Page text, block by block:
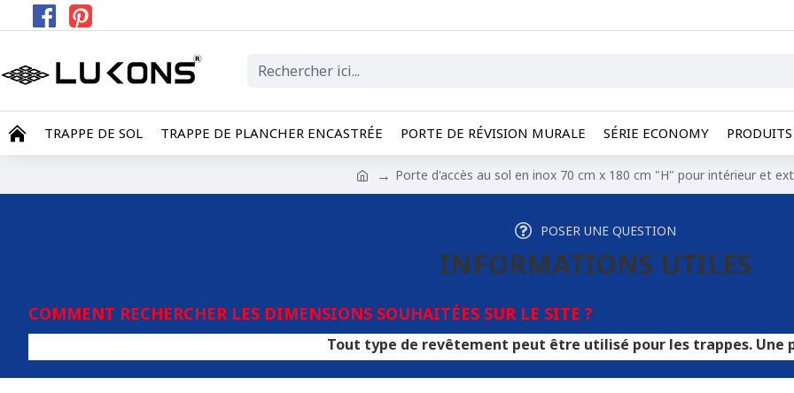
TRAPPE DE SOL TRAPPE DE PLANCHER ENCASTRÉE PORTE DE RÉVISION MURALE SÉRIE ECONOMY
Porte d'accès au sol en inox 70 cm x 180 cm "H" pour intérieur et
POSER UNE QUESTION
INFORMATIONS UTILES
COMMENT RECHERCHER LES DIMENSIONS SOUHAITÉES SUR LE SITE ?
Tout type de revêtement peut être utilisé pour les trappes. Une porte en